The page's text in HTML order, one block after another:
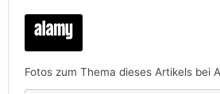
Fotos zum Thema dieses Artikels bei